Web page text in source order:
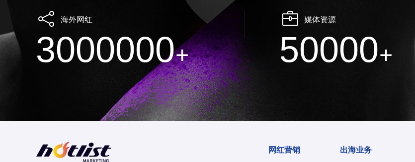
海外网红
3000000+
媒体资源
50000+
网红营销 出海业务